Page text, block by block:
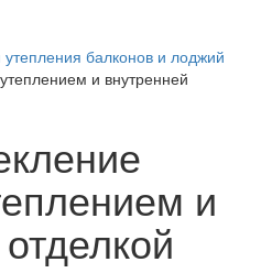
балконов и лоджий
и внутренней
и